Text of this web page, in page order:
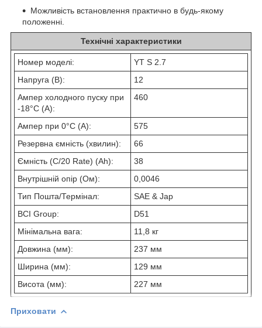
Можливість встановлення практично в будь-якому
положенні.
Технічні характеристики
Номер моделі:
YT S 2.7
Напруга (В):
12
Ампер холодного пуску при
-18°C (A):
460
Ампер при 0°C (A):
575
Резервна ємність (хвилин):
66
Ємність (C/20 Rate) (Ah):
38
Внутрішній опір (Ом):
0,0046
Тип Пошта/Термінал:
SAE & Jap
BCI Group:
D51
Мінімальна вага:
11,8 кг
Довжина (мм):
237 мм
Ширина (мм):
129 мм
Висота (мм):
227 мм
Приховати